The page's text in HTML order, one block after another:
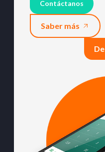
Contáctanos
Saber más